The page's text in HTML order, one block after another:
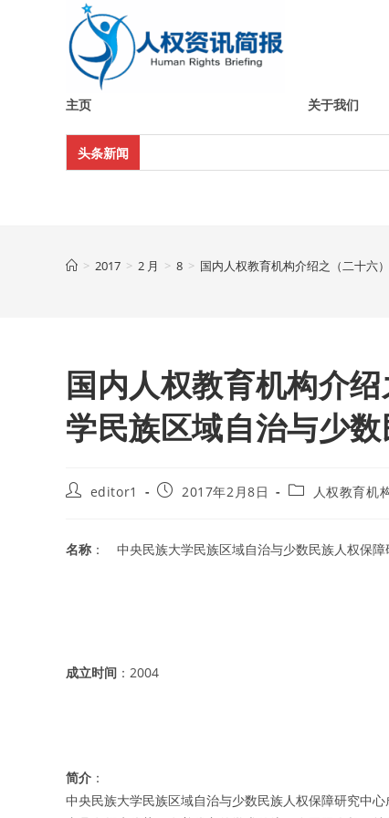
主页 关于我们
头条新闻
> 2017 > 2 月 > 8 > 国内人权教育机构介绍之（二十
国内人权教育机构介
学民族区域自治与少
Posteditor1
Post2017年2月8日
Post 人权教育机
名称 ： 中央民族大学民族区域自治与少数民族人权保障
成立时间 ：2004
简介 ：
中央民族大学民族区域自治与少数民族人权保障研究中